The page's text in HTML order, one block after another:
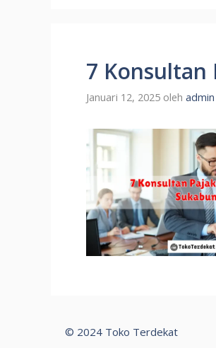
7 Konsultan
Januari 12, 2025 oleh admin
© 2024 Toko Terdekat